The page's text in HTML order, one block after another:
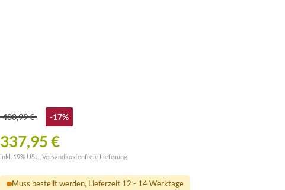
408,99 € -17%
337,95 €
inkl. 19% USt. , Versandkostenfreie Lieferung
Muss bestellt werden, Lieferzeit 12 - 14 Werktage